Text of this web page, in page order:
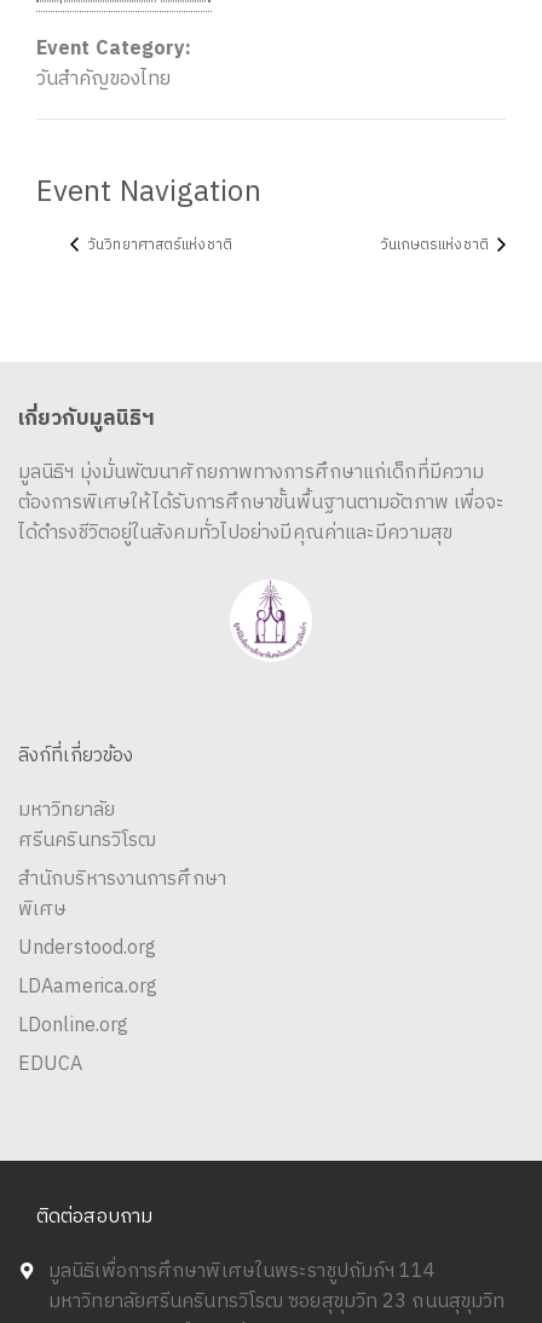
Event Category:
วันสำคัญของไทย
Event Navigation
วันวิทยาศาสตร์แห่งชาติ วันเกษตรแห่งชาติ
เกี่ยวกับมูลนิธิฯ
มูลนิธิฯ มุ่งมั่นพัฒนาศักยภาพทางการศึกษาแก่เด็กที่มีความ
ต้องการพิเศษให้ได้รับการศึกษาขั้นพื้นฐานตามอัตภาพ เพื่อจะ
ได้ดำรงชีวิตอยู่ในสังคมทั่วไปอย่างมีคุณค่าและมีความสุข
ลิงก์ที่เกี่ยวข้อง
มหาวิทยาลัย
ศรีนครินทรวิโรฒ
สำนักบริหารงานการศึกษา
พิเศษ
Understood.org
LDAamerica.org
LDonline.org
EDUCA
ติดต่อสอบถาม
มูลนิธิเพื่อการศึกษาพิเศษในพระราชูปถัมภ์ฯ 114
มหาวิทยาลัยศรีนครินทรวิโรฒ ซอยสุขุมวิท 23 ถนนสุขุมวิท